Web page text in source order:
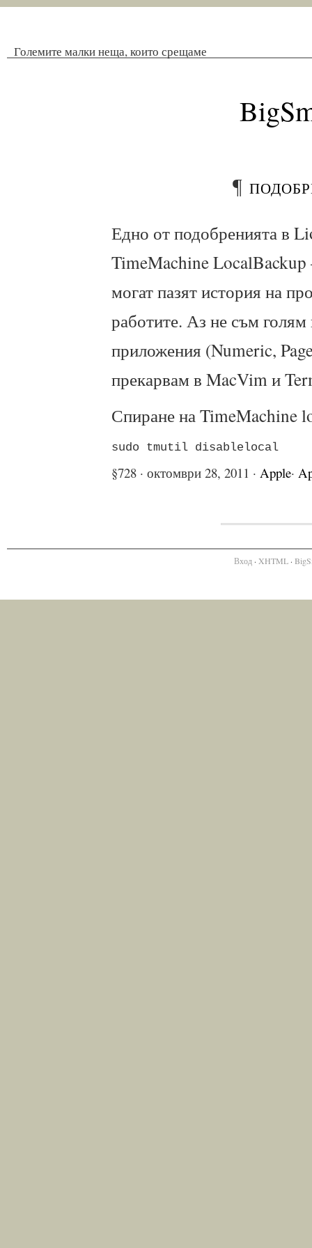
Големите малки неща, които срещаме
¶
Едно от подобренията в
TimeMachine
могат пазят история на
работите. Аз не съм голям
приложения (Numeric,
прекарвам в MacVim и
Спиране на TimeMachine
sudo tmutil disablelocal
§728 · октомври 28, 2011 · Apple·
Вход· XHTML·